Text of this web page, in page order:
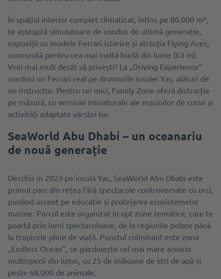
În spațiul interior complet climatizat, întins pe 86.000 m²,
te așteaptă simulatoare de condus de ultimă generație,
expoziții cu modele Ferrari istorice și atracția Flying Aces,
cunoscută pentru cea mai înaltă buclă din lume (63 m).
Vrei mai mult decât să privești? La „Driving Experience”
conduci un Ferrari real pe drumurile insulei Yas, alături de
un instructor. Pentru cei mici, Family Zone oferă distracție
pe măsură, cu versiuni miniaturale ale mașinilor de curse și
activități adaptate vârstei lor.
SeaWorld Abu Dhabi – un oceanariu
de nouă generație
Deschis în 2023 pe insula Yas, SeaWorld Abu Dhabi este
primul parc din rețea fără spectacole controversate cu orci,
punând accent pe educație și protejarea ecosistemelor
marine. Parcul este organizat în opt zone tematice, care te
poartă prin lumi spectaculoase, de la regiunile polare până
la tropicele pline de viață. Punctul culminant este zona
„Endless Ocean”, ce găzduiește cel mai mare acvariu
multispecii din lume, cu 25 de milioane de litri de apă și
peste 68.000 de animale.